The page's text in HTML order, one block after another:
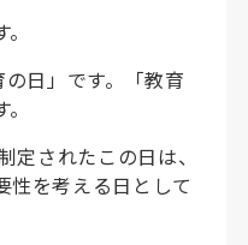
日」です。「教育
定されたこの日は、
性を考える日として